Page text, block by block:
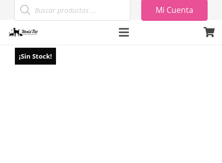
Búsqueda
de
productos
Mi Cuenta
¡Sin Stock!